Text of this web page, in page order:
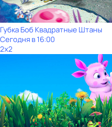
Губка Боб Квадратные Штаны
Сегодня в 16:00
2x2